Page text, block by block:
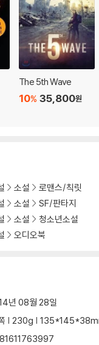
death. To give up or
. . . I couldn't turn the
York Times Book
. . . should
USAToday.com"
The 5th Wave
35,800원
10%
소설
로맨스/칙릿
소설
SF/판타지
소설
청소년소설
오디오북
년 08월 28일
| 230g |